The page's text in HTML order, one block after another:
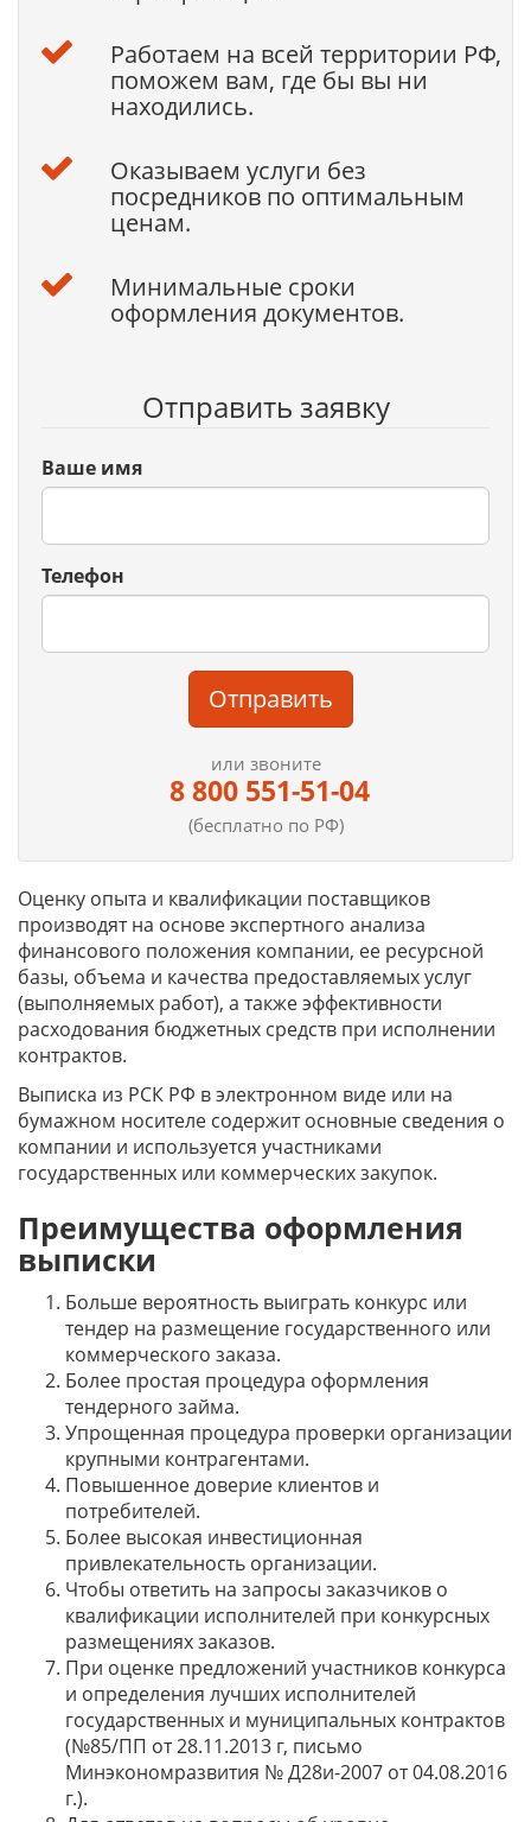
Работаем на всей территории РФ,
поможем вам, где бы вы ни
находились.
Оказываем услуги без
посредников по оптимальным
ценам.
Минимальные сроки
оформления документов.
Отправить заявку
Ваше имя
Телефон
Отправить
или звоните
8 800 551-51-04
(бесплатно по РФ)
Оценку опыта и квалификации поставщиков
производят на основе экспертного анализа
финансового положения компании, ее ресурсной
базы, объема и качества предоставляемых услуг
(выполняемых работ), а также эффективности
расходования бюджетных средств при исполнении
контрактов.
Выписка из РСК РФ в электронном виде или на
бумажном носителе содержит основные сведения о
компании и используется участниками
государственных или коммерческих закупок.
Преимущества оформления
выписки
Больше вероятность выиграть конкурс или
тендер на размещение государственного или
коммерческого заказа.
Более простая процедура оформления
тендерного займа.
Упрощенная процедура проверки организации
крупными контрагентами.
Повышенное доверие клиентов и
потребителей.
Более высокая инвестиционная
привлекательность организации.
Чтобы ответить на запросы заказчиков о
квалификации исполнителей при конкурсных
размещениях заказов.
При оценке предложений участников конкурса
и определения лучших исполнителей
государственных и муниципальных контрактов
(№85/ПП от 28.11.2013 г, письмо
Минэкономразвития № Д28и-2007 от 04.08.2016
г.).